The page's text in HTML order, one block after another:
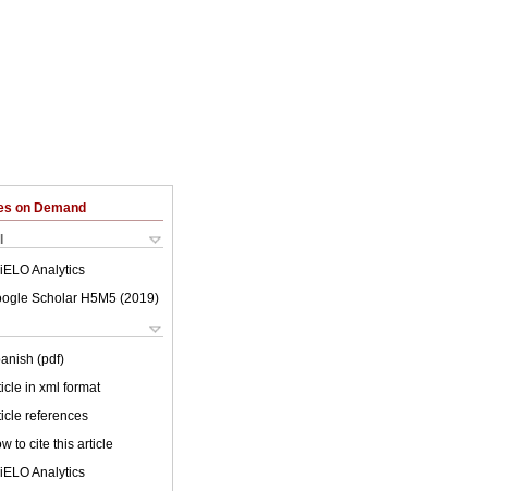
on Demand
Analytics
Scholar H5M5 (2019)
(pdf)
in xml format
references
to cite this article
Analytics